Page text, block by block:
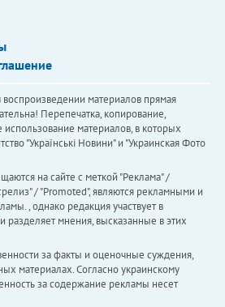
материалов прямая
Перепечатка, копирование,
материалов, в которых
"Українськi Новини" и "Украинская Фото
на сайте с меткой "Реклама" /
/ "Promoted", являются рекламными и
, однако редакция участвует в
разделяет мнения, высказанные в этих
за факты и оценочные суждения,
материалах. Согласно украинскому
за содержание рекламы несет